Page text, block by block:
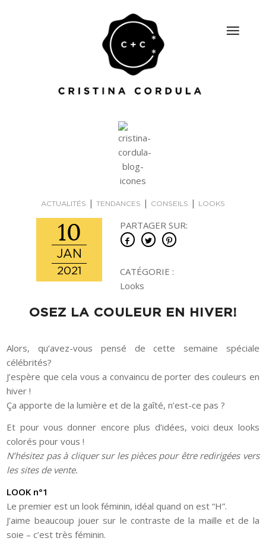
ACTUALITÉS | TENDANCES | CONSEILS | LOOKS
10
JAN
2021
PARTAGER SUR:
CATÉGORIE :
Looks
OSEZ LA COULEUR EN HIVER!
Alors, qu’avez-vous pensé de cette semaine spéciale
célébrités?
J’espère que cela vous a convaincu de porter des couleurs en
hiver !
Ça apporte de la lumière et de la gaîté, n’est-ce pas ?
Et pour vous donner encore plus d’idées, voici deux looks
colorés pour vous !
N’hésitez pas à cliquer sur les pièces pour être redirigées vers
les sites de vente.
LOOK n°1
Le premier est un look féminin, idéal quand on est “H”.
J’aime beaucoup jouer sur le contraste de la maille et de la
soie – c’est très féminin.